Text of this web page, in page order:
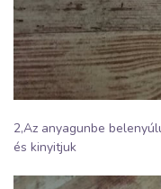
2,Az anyagunbe
és kinyitjuk